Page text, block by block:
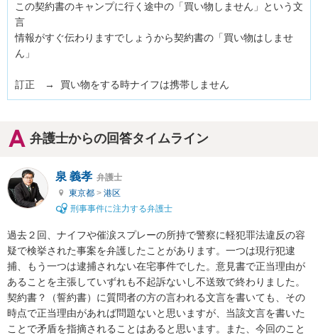
この契約書のキャンプに行く途中の「買い物しません」という文
言
情報がすぐ伝わりますでしょうから契約書の「買い物はしませ
ん」
訂正　→  買い物をする時ナイフは携帯しません
弁護士からの回答タイムライン
泉 義孝 弁護士
東京都 > 港区
刑事事件に注力する弁護士
過去２回、ナイフや催涙スプレーの所持で警察に軽犯罪法違反の容
疑で検挙された事案を弁護したことがあります。一つは現行犯逮
捕、もう一つは逮捕されない在宅事件でした。意見書で正当理由が
あることを主張していずれも不起訴ないし不送致で終わりました。
契約書？（誓約書）に質問者の方の言われる文言を書いても、その
時点で正当理由があれば問題ないと思いますが、当該文言を書いた
ことで矛盾を指摘されることはあると思います。また、今回のこと